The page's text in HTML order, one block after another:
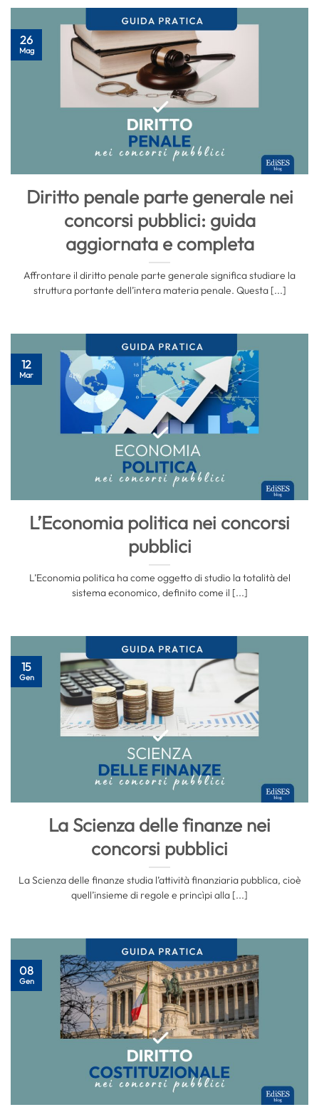
Diritto penale parte generale nei
concorsi pubblici: guida
aggiornata e completa
Affrontare il diritto penale parte generale significa studiare la
struttura portante dell’intera materia penale. Questa [...]
26
Mag
L’Economia politica nei concorsi
pubblici
L’Economia politica ha come oggetto di studio la totalità del
sistema economico, definito come il [...]
12
Mar
La Scienza delle finanze nei
concorsi pubblici
La Scienza delle finanze studia l’attività finanziaria pubblica, cioè
quell’insieme di regole e princìpi alla [...]
15
Gen
08
Gen